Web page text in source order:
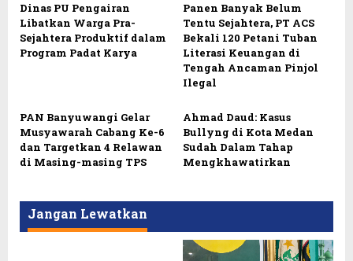
Dinas PU Pengairan
Libatkan Warga Pra-
Sejahtera Produktif dalam
Program Padat Karya
Panen Banyak Belum
Tentu Sejahtera, PT ACS
Bekali 120 Petani Tuban
Literasi Keuangan di
Tengah Ancaman Pinjol
Ilegal
PAN Banyuwangi Gelar
Musyawarah Cabang Ke-6
dan Targetkan 4 Relawan
di Masing-masing TPS
Ahmad Daud: Kasus
Bullyng di Kota Medan
Sudah Dalam Tahap
Mengkhawatirkan
Jangan Lewatkan